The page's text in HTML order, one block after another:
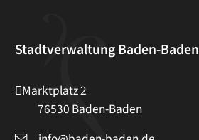
Stadtverwaltung Baden-Baden
Marktplatz 2
76530 Baden-Baden